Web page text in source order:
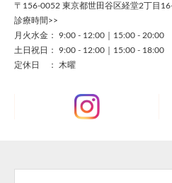
〒156-0052 東京都世田谷区経堂2丁目
診療時間>>
月火水金： 9:00 - 12:00｜15:00 - 20:00
土日祝日： 9:00 - 12:00｜15:00 - 18:00
定休日 ： 木曜